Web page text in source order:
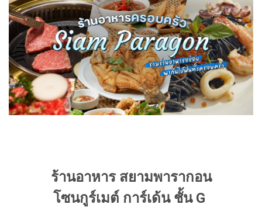
ร้านอาหาร สยามพารากอน
โซนกูร์เมต์ การ์เด้น ชั้น G